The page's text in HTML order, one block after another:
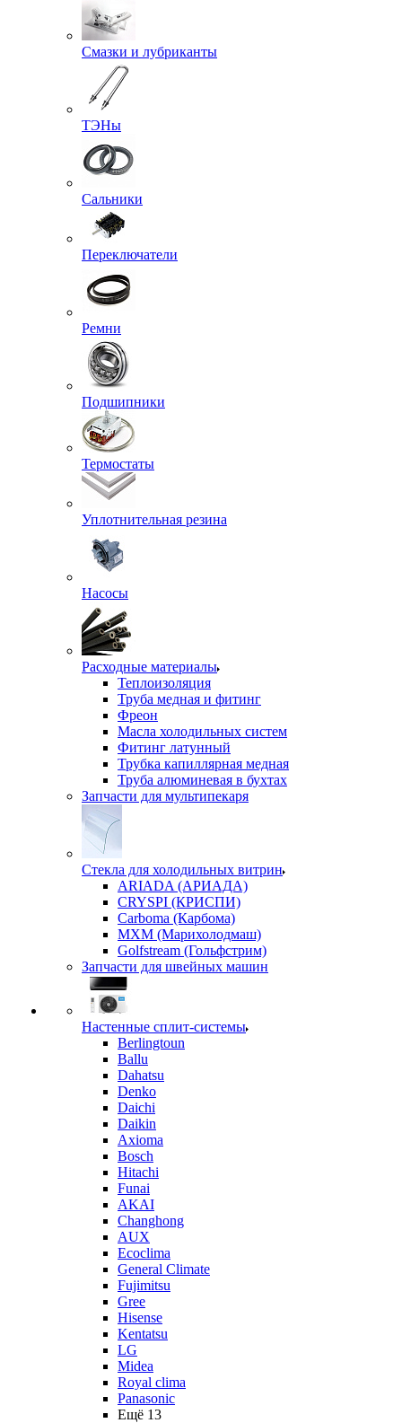
Смазки и лубриканты
ТЭНы
Сальники
Переключатели
Ремни
Подшипники
Термостаты
Уплотнительная резина
Насосы
Расходные материалы
Теплоизоляция
Труба медная и фитинг
Фреон
Масла холодильных систем
Фитинг латунный
Трубка капиллярная медная
Труба алюминевая в бухтах
Запчасти для мультипекаря
Стекла для холодильных витрин
ARIADA (АРИАДА)
CRYSPI (КРИСПИ)
Carboma (Карбома)
MXM (Марихолодмаш)
Golfstream (Гольфстрим)
Запчасти для швейных машин
Настенные сплит-системы
Berlingtoun
Ballu
Dahatsu
Denko
Daichi
Daikin
Axioma
Bosch
Hitachi
Funai
AKAI
Changhong
AUX
Ecoclima
General Climate
Fujimitsu
Gree
Hisense
Kentatsu
LG
Midea
Royal clima
Panasonic
Ещё 13